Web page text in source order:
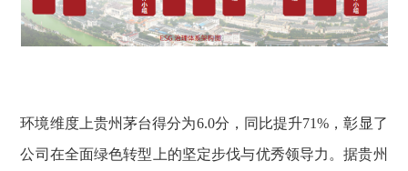
环境维度上贵州茅台得分为6.0分，同比提升71%，彰显了
公司在全面绿色转型上的坚定步伐与优秀领导力。据贵州